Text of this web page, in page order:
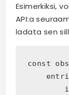
Esimerkiksi,
API:a
ladata sen
const